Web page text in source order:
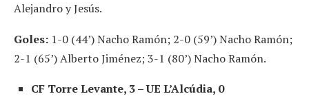
Alejandro y Jesús.
Goles: 1-0 (44’) Nacho Ramón; 2-0 (59’) Nacho Ramón;
2-1 (65’) Alberto Jiménez; 3-1 (80’) Nacho Ramón.
CF Torre Levante, 3 – UE L’Alcúdia, 0